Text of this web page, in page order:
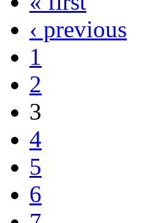
‹ previous
1
2
3
4
5
6